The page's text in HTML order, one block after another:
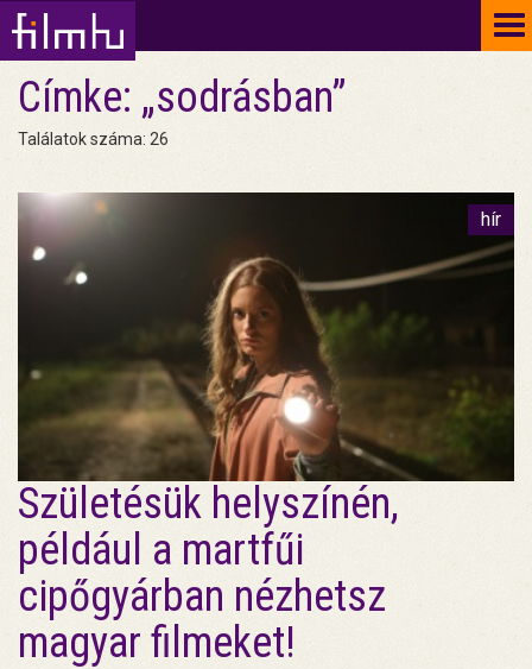
Címke: „sodrásban”
Találatok száma: 26
hír
Születésük helyszínén,
például a martfűi
cipőgyárban nézhetsz
magyar filmeket!